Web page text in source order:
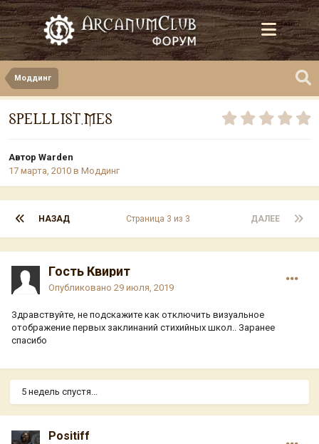
Моддинг
SPELLLIST.MES
Автор Warden
17 марта, 2010 в Моддинг
НАЗАД ДАЛЕЕ
Страница 3 из 3
Гость Квирит
Опубликовано 29 июля, 2019
Здравствуйте, не подскажите как отключить визуальное
отображение первых заклинаний стихийных школ.. Заранее
спасибо
5 недель спустя...
Positiff